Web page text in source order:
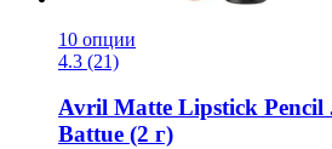
10 опции
4.3 (21)
Avril Matte Lipstick Pencil
Battue (2 г)